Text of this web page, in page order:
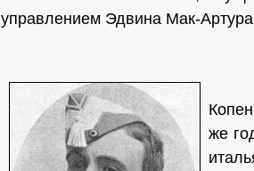
управ­лением Эдвина Мак-
же